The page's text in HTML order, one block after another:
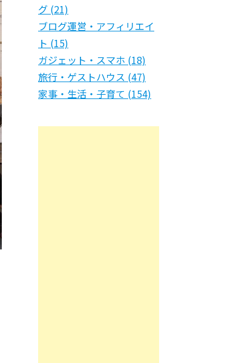
グ (21)
ブログ運営・アフィリエイ
ト (15)
ガジェット・スマホ (18)
旅行・ゲストハウス (47)
家事・生活・子育て (154)